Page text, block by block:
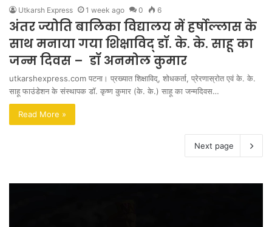
Utkarsh Express 1 week ago 0 6
अंतर ज्योति बालिका विद्यालय में हर्षोल्लास के
साथ मनाया गया शिक्षाविद् डॉ. के. के. साहू का
जन्म दिवस – डॉ अनमोल कुमार
utkarshexpress.com पटना। प्रख्यात शिक्षाविद्, शोधकर्ता, प्रेरणास्रोत एवं के. के.
साहू फाउंडेशन के संस्थापक डॉ. कृष्ण कुमार (के. के.) साहू का जन्मदिवस…
Read More »
Next page